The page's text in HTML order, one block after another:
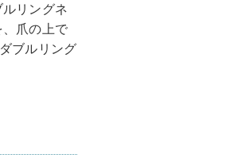
リングネ
爪の上で
ブルリング